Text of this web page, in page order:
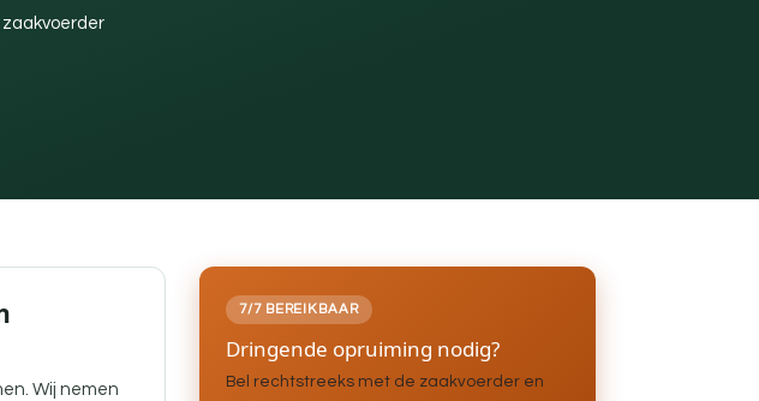
Wij nemen
7/7 BEREIKBAAR
Dringende opruiming nodig?
Bel rechtstreeks met de zaakvoerder en